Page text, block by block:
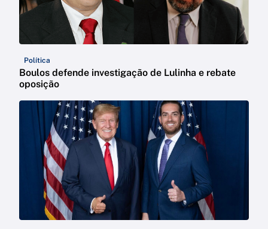
Política
Boulos defende investigação de Lulinha e rebate
oposição